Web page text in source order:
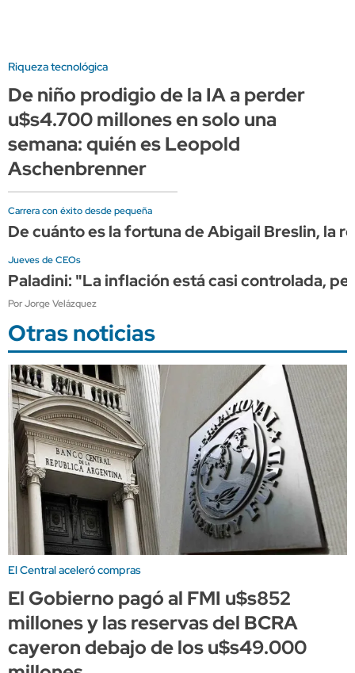
Riqueza tecnológica
De niño prodigio de la IA a perder
u$s4.700 millones en solo una
semana: quién es Leopold
Aschenbrenner
Carrera con éxito desde pequeña
De cuánto es la fortuna de Abigail Breslin, la
Jueves de CEOs
Paladini: "La inflación está casi controlada,
Por Jorge Velázquez
Otras noticias
El Central aceleró compras
El Gobierno pagó al FMI u$s852
millones y las reservas del BCRA
cayeron debajo de los u$s49.000